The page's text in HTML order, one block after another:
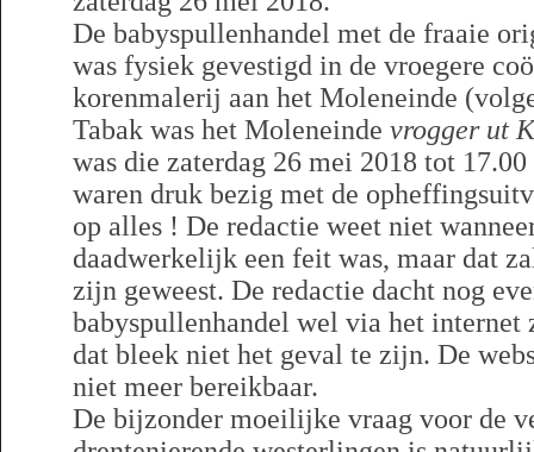
De babyspullenhandel met de fraaie
was fysiek gevestigd in de vroegere
korenmalerij aan het Moleneinde
Tabak was het Moleneinde vrogger ut
was die zaterdag 26 mei 2018 tot
waren druk bezig met de
op alles ! De redactie weet niet
daadwerkelijk een feit was, maar dat
zijn geweest. De redactie dacht nog
babyspullenhandel wel via het internet
dat bleek niet het geval te zijn. De
niet meer bereikbaar.
De bijzonder moeilijke vraag voor de